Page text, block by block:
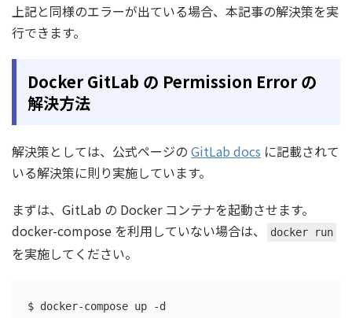
上記と同様のエラーが出ている場合、本記事の解決策を実
行できます。
Docker GitLab の Permission Error の
解決方法
解決策としては、公式ページの GitLab docs に記載されて
いる解決策に則り実施しています。
まずは、GitLab の Docker コンテナを起動させます。
docker-compose を利用していない場合は、
docker run
を実施してください。
$ docker-compose up -d